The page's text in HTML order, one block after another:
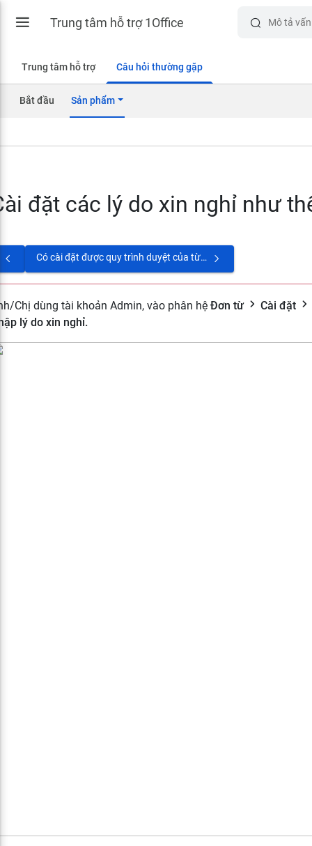
Trung tâm hỗ trợ 1Office
Trung tâm hỗ trợ Câu hỏi thường gặp
Bắt đầu Sản phẩm
đặt các lý do xin nghỉ như
Có cài đặt được quy trình duyệt của từng loại đơn từ khác nhau hay không?
Chị dùng tài khoản Admin, vào phân hệ Đơn từ
Cài đặt
lý do xin nghỉ.